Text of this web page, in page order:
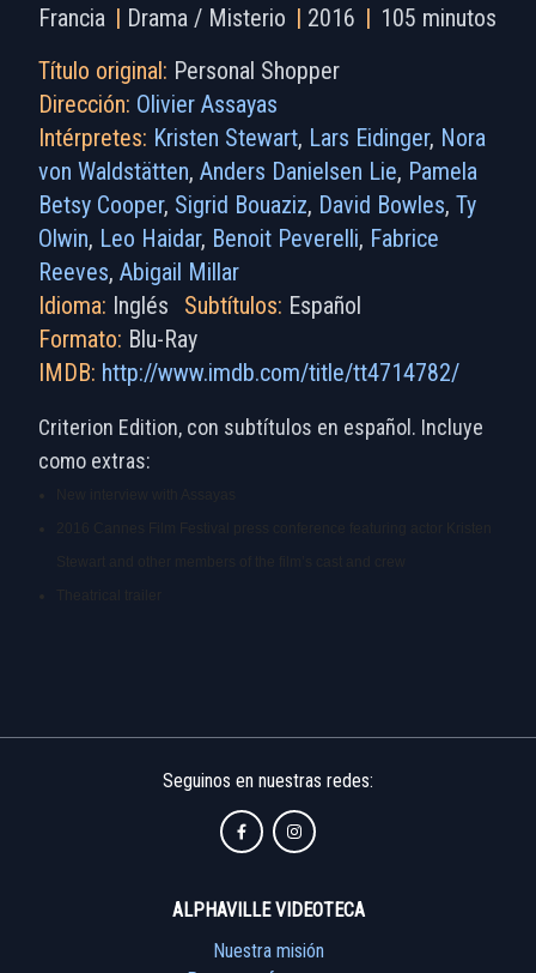
Francia | Drama / Misterio | 2016 | 105 minutos
Título original: Personal Shopper
Dirección: Olivier Assayas
Intérpretes: Kristen Stewart, Lars Eidinger, Nora
von Waldstätten, Anders Danielsen Lie, Pamela
Betsy Cooper, Sigrid Bouaziz, David Bowles, Ty
Olwin, Leo Haidar, Benoit Peverelli, Fabrice
Reeves, Abigail Millar
Idioma: Inglés Subtítulos: Español
Formato: Blu-Ray
IMDB: http://www.imdb.com/title/tt4714782/
Criterion Edition, con subtítulos en español. Incluye
como extras:
Seguinos en nuestras redes:
ALPHAVILLE VIDEOTECA
Nuestra misión